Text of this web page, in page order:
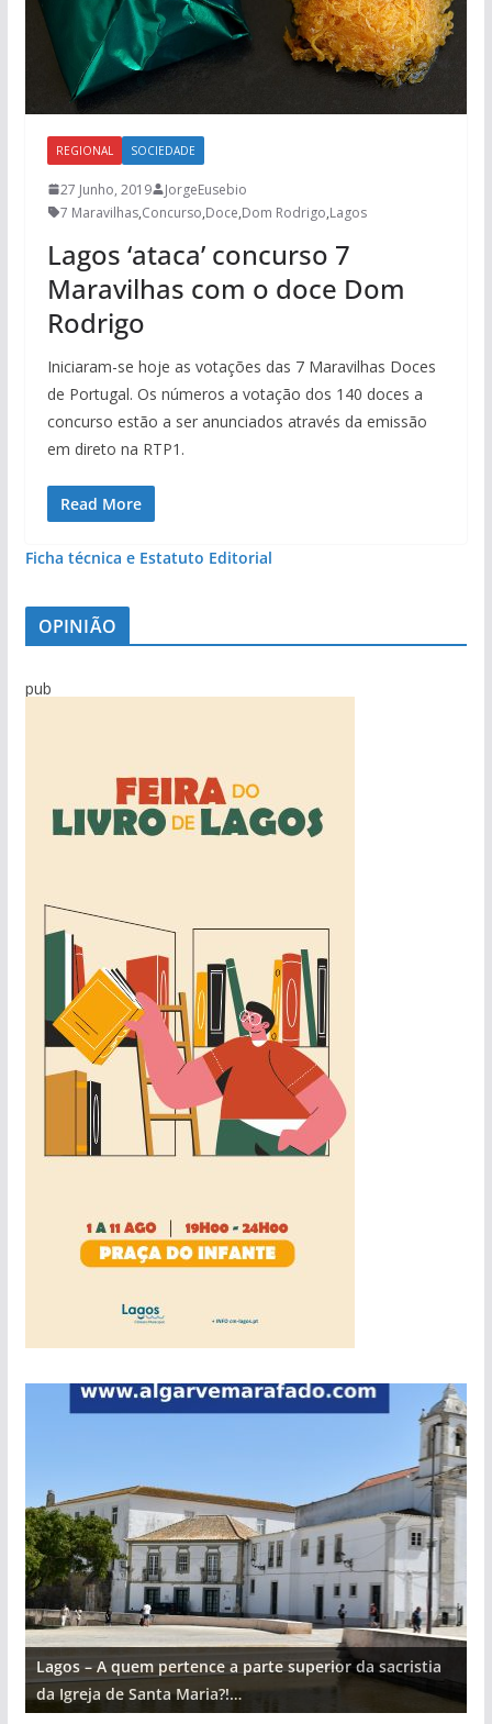
REGIONAL SOCIEDADE
27 Junho, 2019
JorgeEusebio
7 Maravilhas,Concurso,Doce,Dom Rodrigo,Lagos
Lagos ‘ataca’ concurso 7
Maravilhas com o doce Dom
Rodrigo
Iniciaram-se hoje as votações das 7 Maravilhas Doces
de Portugal. Os números a votação dos 140 doces a
concurso estão a ser anunciados através da emissão
em direto na RTP1.
Read More
Ficha técnica e Estatuto Editorial
OPINIÃO
pub
Lagos – A quem pertence a parte superior da sacristia
da Igreja de Santa Maria?!…